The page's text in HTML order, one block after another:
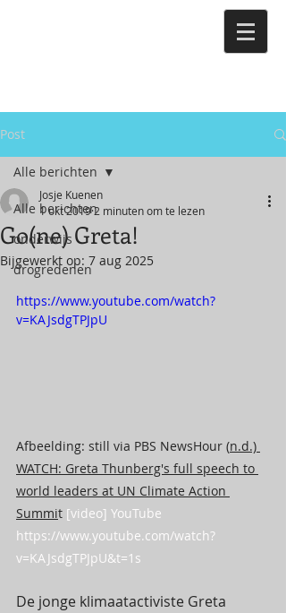
Post
Alle berichten
onderwijs
drogredenen
Alle berichten
Go(ne) Greta!
Josje Kuenen
1 okt 20192 minuten om te lezen
Bijgewerkt op: 7 aug 2025
https://www.youtube.com/watch?
v=KAJsdgTPJpU
Afbeelding: still via PBS NewsHour (n.d.)
WATCH: Greta Thunberg's full speech to
world leaders at UN Climate Action
Summit [video] YouTube
https://www.youtube.com/watch?
v=KAJsdgTPJpU&t=1s
De jonge klimaatactiviste Greta